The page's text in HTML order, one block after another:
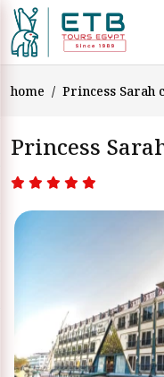
home Princess Sarah
Princess